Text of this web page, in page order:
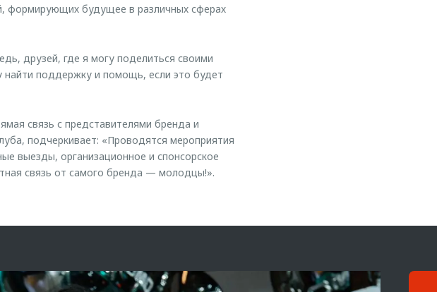
формирующих будущее в различных сферах
друзей, где я могу поделиться своими
поддержку и помощь, если это будет
связь с представителями бренда и
подчеркивает: «Проводятся мероприятия
выезды, организационное и спонсорское
связь от самого бренда — молодцы!».